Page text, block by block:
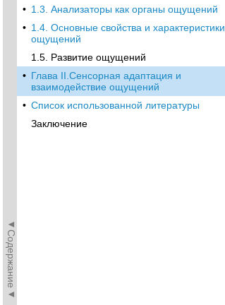
◄Содержание◄
• 1.3. Анализаторы как органы ощущений
• 1.4. Основные свойства и характеристики
ощущений
1.5. Развитие ощущений
• Глава II.Сенсорная адаптация и
взаимодействие ощущений
• Список использованной литературы
Заключение